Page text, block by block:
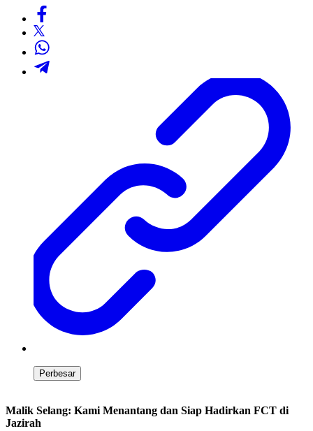
Perbesar
Malik Selang: Kami Menantang dan Siap Hadirkan FCT di
Jazirah